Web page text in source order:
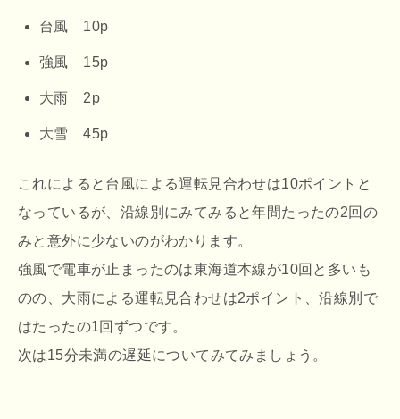
台風 10p
強風 15p
大雨 2p
大雪 45p
これによると台風による運転見合わせは10ポイントと
なっているが、沿線別にみてみると年間たったの2回の
みと意外に少ないのがわかります。
強風で電車が止まったのは東海道本線が10回と多いも
のの、大雨による運転見合わせは2ポイント、沿線別で
はたったの1回ずつです。
次は15分未満の遅延についてみてみましょう。